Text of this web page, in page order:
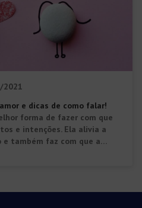
2021
e dicas de como falar!
forma de fazer com que
e intenções. Ela alivia a
e também faz com que a